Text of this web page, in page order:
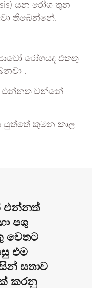
යන රෝග තුන
තිබෙන්නේ.
රෝගයද එකතු
.
එන්නත වන්නේ
යුත්තේ කුමන කාල
එන්නත්
පශු
වෙතට
එම
සතාව
කරනු